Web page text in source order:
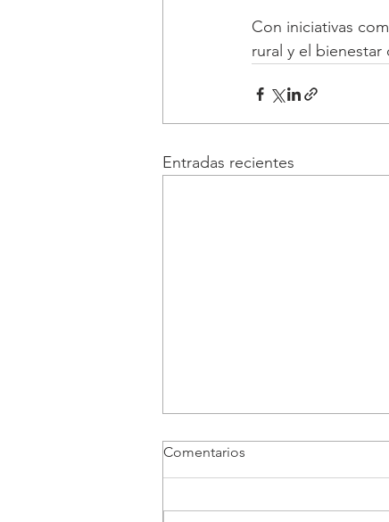
Con iniciativas
rural y el bienestar
Entradas recientes
Comentarios